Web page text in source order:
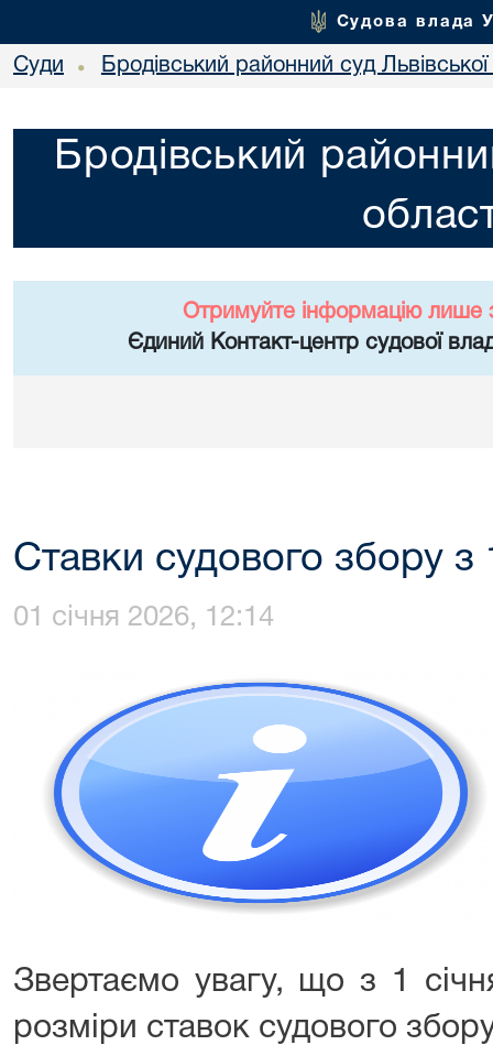
Судова влада
Суди • Бродівський районний суд Львівської
Бродівський
Отримуйте інформацію лише
Єдиний Контакт-центр судової
Ставки судового збору з
01 січня 2026, 12:14
Звертаємо увагу, що з 1
розміри ставок судового